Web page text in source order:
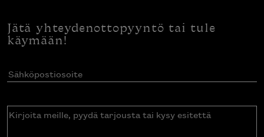
Jätä yhteydenottopyyntö tai tule
käymään!
Sähköpostiosoite(Pakollinen)
Kirjoita